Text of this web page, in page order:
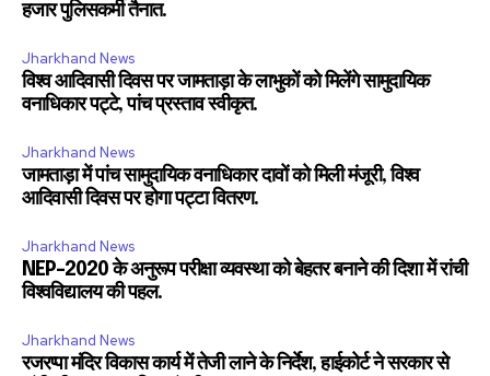
हजार पुलिसकर्मी तैनात.
Jharkhand News
विश्व आदिवासी दिवस पर जामताड़ा के लाभुकों को मिलेंगे सामुदायिक
वनाधिकार पट्टे, पांच प्रस्ताव स्वीकृत.
Jharkhand News
जामताड़ा में पांच सामुदायिक वनाधिकार दावों को मिली मंजूरी, विश्व
आदिवासी दिवस पर होगा पट्टा वितरण.
Jharkhand News
NEP-2020 के अनुरूप परीक्षा व्यवस्था को बेहतर बनाने की दिशा में रांची
विश्वविद्यालय की पहल.
Jharkhand News
रजरप्पा मंदिर विकास कार्य में तेजी लाने के निर्देश, हाईकोर्ट ने सरकार से